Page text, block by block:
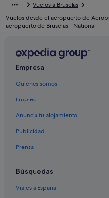
Apartamentos en Zaventem
Zaventem hoteles
Albergues en Zaventem
Thon Hotels en Zaventem
Hoteles con casino en Zaventem
Hoteles de 3 estrellas en
Casas en árboles en Zaventem
Casas de huéspedes en
Hoteles con piscina en Zaventem
Pensiones en Zaventem
B&B en Zaventem
Vuelos a Bruselas
Vuelos desde el aeropuerto de
aeropuerto de Bruselas - National
Empresa
Quiénes somos
Empleo
Anuncia tu alojamiento
Publicidad
Prensa
Búsquedas
Viajes a España